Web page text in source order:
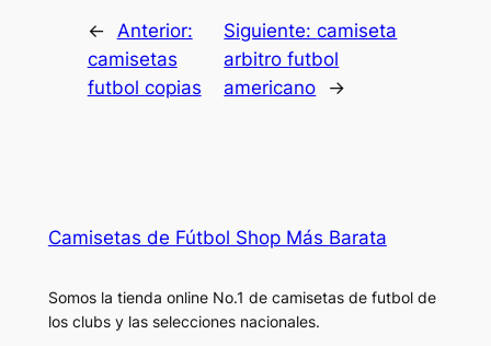
←
Anterior:
camisetas
futbol copias
Siguiente:camiseta
arbitro futbol
americano
→
Camisetas de Fútbol Shop Más Barata
Somos la tienda online No.1 de camisetas de futbol de
los clubs y las selecciones nacionales.